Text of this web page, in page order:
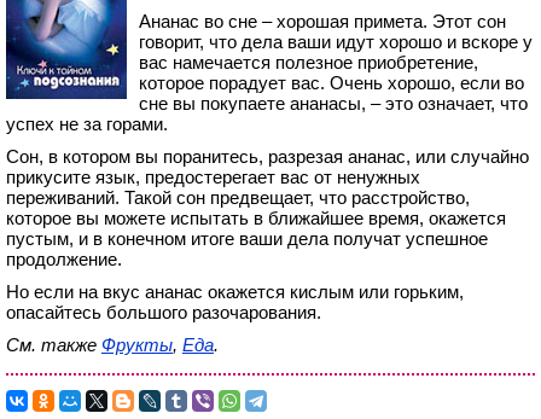
Ананас во сне – хорошая примета. Этот сон
говорит, что дела ваши идут хорошо и вскоре у
вас намечается полезное приобретение,
которое порадует вас. Очень хорошо, если во
сне вы покупаете ананасы, – это означает, что
успех не за горами.
Сон, в котором вы поранитесь, разрезая ананас, или случайно
прикусите язык, предостерегает вас от ненужных
переживаний. Такой сон предвещает, что расстройство,
которое вы можете испытать в ближайшее время, окажется
пустым, и в конечном итоге ваши дела получат успешное
продолжение.
Но если на вкус ананас окажется кислым или горьким,
опасайтесь большого разочарования.
См. также Фрукты, Еда.